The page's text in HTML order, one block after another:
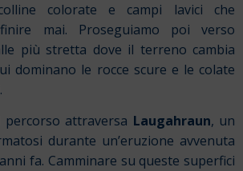
colorate e campi lavici che
mai. Proseguiamo poi verso
più stretta dove il terreno cambia
dominano le rocce scure e le colate
percorso attraversa Laugahraun, un
durante un’eruzione avvenuta
fa. Camminare su queste superfici